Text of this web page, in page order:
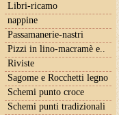
Libri-ricamo
nappine
Passamanerie-nastri
Pizzi in lino-macramè e..
Riviste
Sagome e Rocchetti legno
Schemi punto croce
Schemi punti tradizionali